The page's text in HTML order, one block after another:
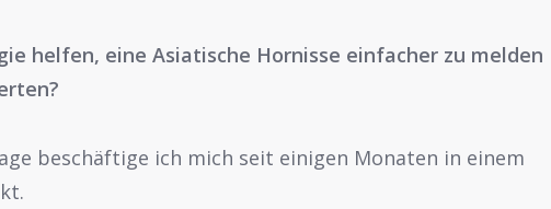
helfen, eine Asiatische Hornisse einfacher zu melden
beschäftige ich mich seit einigen Monaten in einem